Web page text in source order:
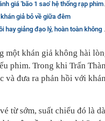
1 sao' hệ thống rạp phim giữa tranh cãi
giả bỏ về giữa đêm
giảng đạo lý, hoàn toàn không phải'
một khán giả không hài
phim. Trong khi Trấn
và đưa ra phản hồi với khán
từ sớm, suất chiếu đó là